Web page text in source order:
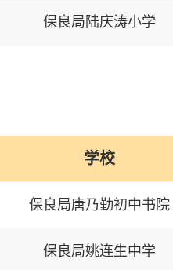
保良局陆庆涛小学
学校
保良局唐乃勤初中书院
保良局姚连生中学